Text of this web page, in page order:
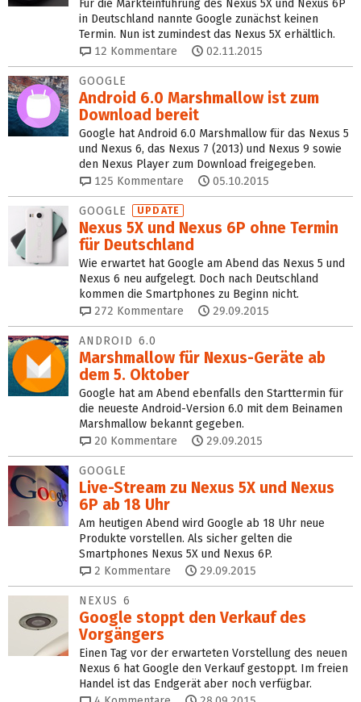
Für die Markteinführung des Nexus 5X und Nexus 6P
in Deutschland nannte Google zunächst keinen
Termin. Nun ist zumindest das Nexus 5X erhältlich.
12 Kommentare 02.11.2015
GOOGLE
Android 6.0 Marshmallow ist zum
Download bereit
Google hat Android 6.0 Marshmallow für das Nexus 5
und Nexus 6, das Nexus 7 (2013) und Nexus 9 sowie
den Nexus Player zum Download freigegeben.
125 Kommentare 05.10.2015
GOOGLE UPDATE
Nexus 5X und Nexus 6P ohne Termin
für Deutschland
Wie erwartet hat Google am Abend das Nexus 5 und
Nexus 6 neu aufgelegt. Doch nach Deutschland
kommen die Smartphones zu Beginn nicht.
272 Kommentare 29.09.2015
ANDROID 6.0
Marshmallow für Nexus-Geräte ab
dem 5. Oktober
Google hat am Abend ebenfalls den Starttermin für
die neueste Android-Version 6.0 mit dem Beinamen
Marshmallow bekannt gegeben.
20 Kommentare 29.09.2015
GOOGLE
Live-Stream zu Nexus 5X und Nexus
6P ab 18 Uhr
Am heutigen Abend wird Google ab 18 Uhr neue
Produkte vorstellen. Als sicher gelten die
Smartphones Nexus 5X und Nexus 6P.
2 Kommentare 29.09.2015
NEXUS 6
Google stoppt den Verkauf des
Vorgängers
Einen Tag vor der erwarteten Vorstellung des neuen
Nexus 6 hat Google den Verkauf gestoppt. Im freien
Handel ist das Endgerät aber noch verfügbar.